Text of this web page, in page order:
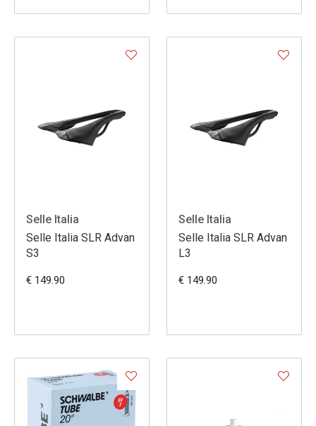
Selle Italia
Selle Italia SLR Advan
S3
€ 149.90
Selle Italia
Selle Italia SLR Advan
L3
€ 149.90